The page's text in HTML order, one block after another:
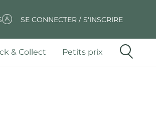
SE CONNECTER / S'INSCRIRE
& Collect Petits prix